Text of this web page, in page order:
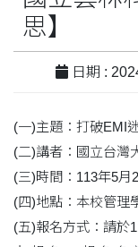
思】
日期 :
(一)主題：打破EMI
(二)講者：國立台灣
(三)時間：113年5月
(四)地點：本校管理
(五)報名方式：請於